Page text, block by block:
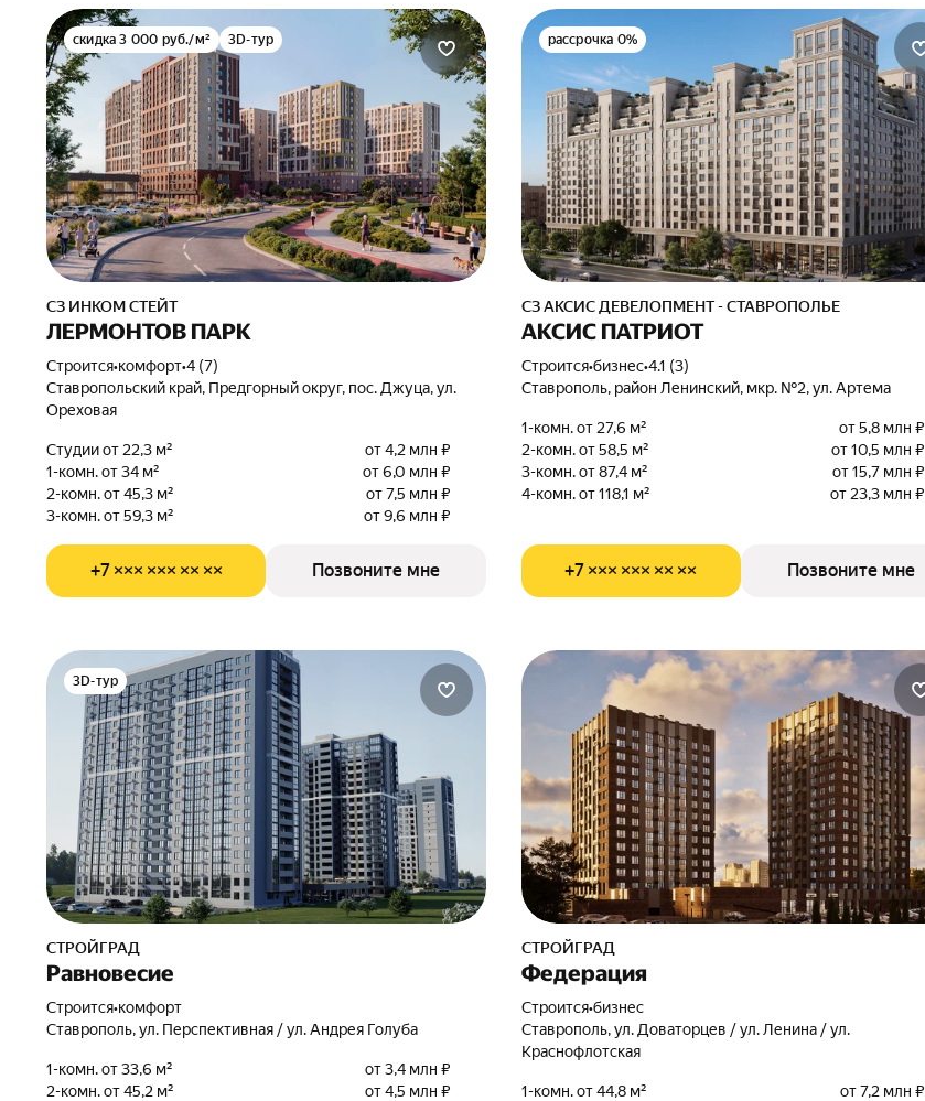
скидка 3 000 руб./м² 3D-тур
СЗ ИНКОМ СТЕЙТ
ЛЕРМОНТОВ ПАРК
Строится•комфорт•4 (7)
Ставропольский край, Предгорный округ, пос. Джуца, ул.
Ореховая
Студии от 22,3 м²
от 4,2 млн ₽
1-комн. от 34 м²
от 6,0 млн ₽
2-комн. от 45,3 м²
от 7,5 млн ₽
3-комн. от 59,3 м²
от 9,6 млн ₽
+7 ××× ××× ×× ×× Позвоните мне
рассрочка 0%
СЗ АКСИС ДЕВЕЛОПМЕНТ - СТАВРОПОЛЬЕ
АКСИС ПАТРИОТ
Строится•бизнес•4.1 (3)
Ставрополь, район Ленинский, мкр. №2, ул. Артема
1-комн. от 27,6 м²
от 5,8 млн ₽
2-комн. от 58,5 м²
от 10,5 млн ₽
3-комн. от 87,4 м²
от 15,7 млн ₽
4-комн. от 118,1 м²
от 23,3 млн ₽
+7 ××× ××× ×× ×× Позвоните мне
3D-тур
СТРОЙГРАД
Равновесие
Строится•комфорт
Ставрополь, ул. Перспективная / ул. Андрея Голуба
1-комн. от 33,6 м²
от 3,4 млн ₽
2-комн. от 45,2 м²
от 4,5 млн ₽
СТРОЙГРАД
Федерация
Строится•бизнес
Ставрополь, ул. Доваторцев / ул. Ленина / ул.
Краснофлотская
1-комн. от 44,8 м²
от 7,2 млн ₽